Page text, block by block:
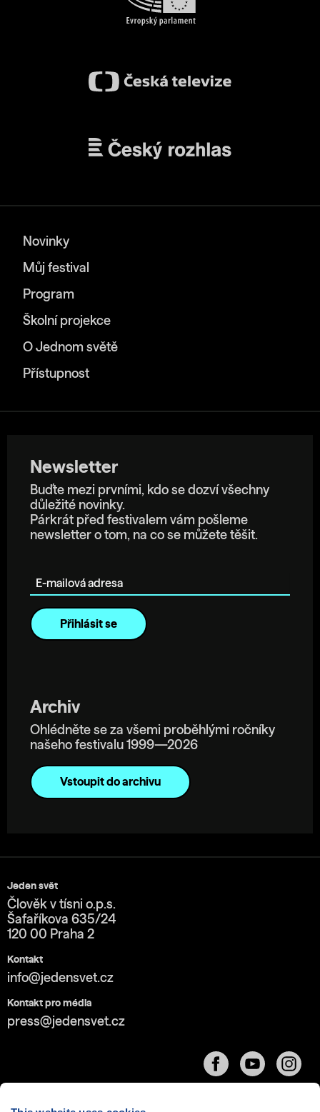
Novinky
Můj festival
Program
Školní projekce
O Jednom světě
Přístupnost
Newsletter
Buďte mezi prvními, kdo se dozví všechny
důležité novinky.
Párkrát před festivalem vám pošleme
newsletter o tom, na co se můžete těšit.
Archiv
Ohlédněte se za všemi proběhlými ročníky
našeho festivalu 1999—2026
Vstoupit do archivu
Jeden svět
Člověk v tísni o.p.s.
Šafaříkova 635/24
120 00 Praha 2
Kontakt
info@jedensvet.cz
Kontakt pro média
press@jedensvet.cz